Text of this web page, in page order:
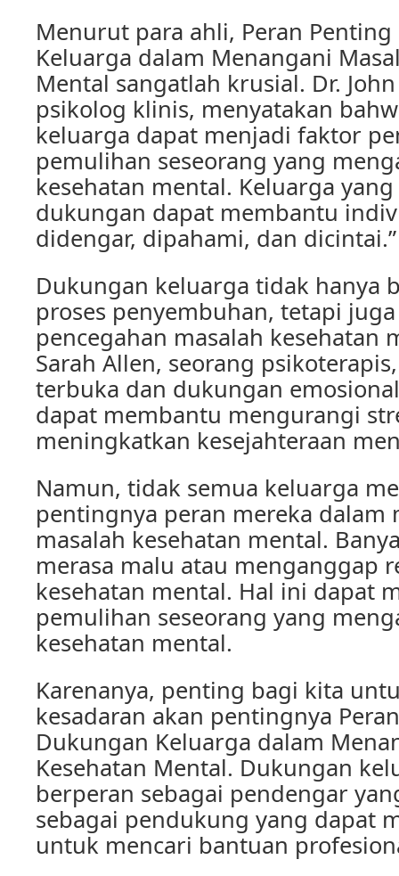
Menurut para ahli, Peran
Keluarga dalam Menangani
Mental sangatlah krusial. Dr.
psikolog klinis, menyatakan
keluarga dapat menjadi faktor
pemulihan seseorang yang
kesehatan mental. Keluarga
dukungan dapat membantu
didengar, dipahami, dan dicintai.”
Dukungan keluarga tidak hanya
proses penyembuhan, tetapi
pencegahan masalah kesehatan
Sarah Allen, seorang
terbuka dan dukungan
dapat membantu mengurangi
meningkatkan kesejahteraan
Namun, tidak semua keluarga
pentingnya peran mereka dalam
masalah kesehatan mental.
merasa malu atau menganggap
kesehatan mental. Hal ini dapat
pemulihan seseorang yang
kesehatan mental.
Karenanya, penting bagi kita
kesadaran akan pentingnya
Dukungan Keluarga dalam
Kesehatan Mental. Dukungan
berperan sebagai pendengar
sebagai pendukung yang dapat
untuk mencari bantuan